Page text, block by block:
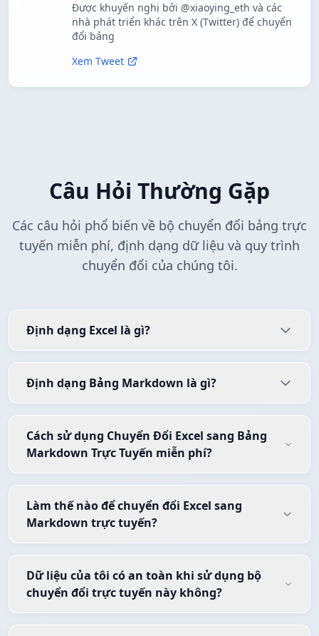
Được khuyến nghị bởi @xiaoying_eth và các
nhà phát triển khác trên X (Twitter) để chuyển
đổi bảng
Xem Tweet
Câu Hỏi Thường Gặp
Các câu hỏi phổ biến về bộ chuyển đổi bảng trực
tuyến miễn phí, định dạng dữ liệu và quy trình
chuyển đổi của chúng tôi.
Định dạng Excel là gì?
Định dạng Bảng Markdown là gì?
Cách sử dụng Chuyển Đổi Excel sang Bảng
Markdown Trực Tuyến miễn phí?
Làm thế nào để chuyển đổi Excel sang
Markdown trực tuyến?
Dữ liệu của tôi có an toàn khi sử dụng bộ
chuyển đổi trực tuyến này không?